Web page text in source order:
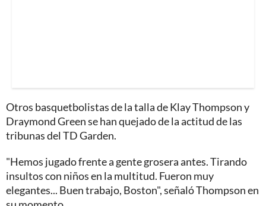
Otros basquetbolistas de la talla de Klay Thompson y
Draymond Green se han quejado de la actitud de las
tribunas del TD Garden.
"Hemos jugado frente a gente grosera antes. Tirando
insultos con niños en la multitud. Fueron muy
elegantes... Buen trabajo, Boston", señaló Thompson en